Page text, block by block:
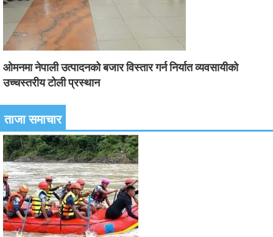
ओमनमा नेपाली उत्पादनको बजार विस्तार गर्न निर्यात व्यवसायीको
उच्चस्तरीय टोली प्रस्थान
ताजा समाचार